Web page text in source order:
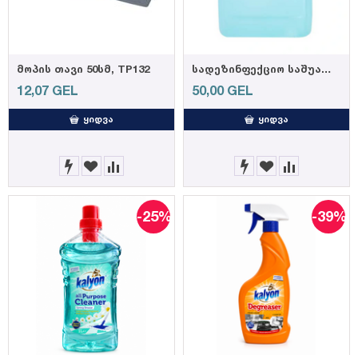
მოპის თავი 50სმ, TP132
12,07 GEL
ᲧᲘᲓᲕᲐ
სადეზინფექციო საშუალება "ნატურალი" 5 ლ
50,00 GEL
ᲧᲘᲓᲕᲐ
-25% -39%